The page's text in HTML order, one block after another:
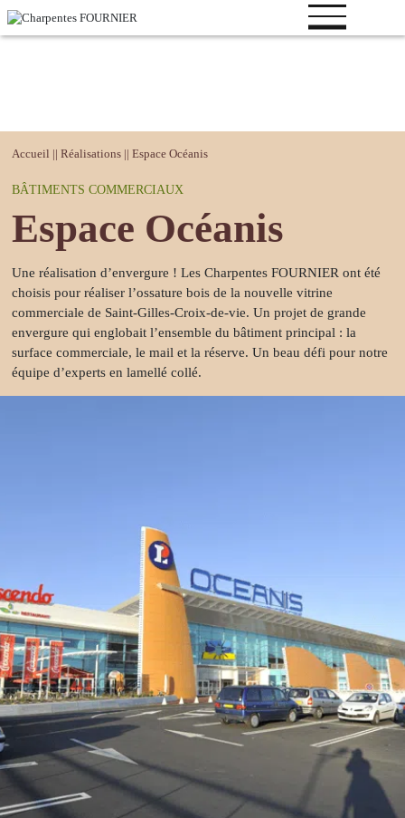
Votre
projet
logistique
Bâtiment
industriel
Bâtiment de
loisirs
Bâtiment
tertiaire
Bâtiment
L’atelier
Cambium
Nos
engagements
Certifications
Carrières
Actualités
Accueil || Réalisations|| Espace Océanis
BÂTIMENTS COMMERCIAUX
Espace Océanis
Une réalisation d’envergure ! Les Charpentes FOURNIER ont été
choisis pour réaliser l’ossature bois de la nouvelle vitrine
commerciale de Saint-Gilles-Croix-de-vie. Un projet de grande
envergure qui englobait l’ensemble du bâtiment principal : la
surface commerciale, le mail et la réserve. Un beau défi pour notre
équipe d’experts en lamellé collé.